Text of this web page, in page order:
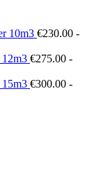
10m3 €230.00 -
12m3 €275.00 -
15m3 €300.00 -